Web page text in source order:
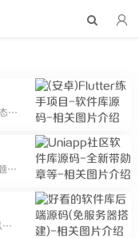
这是一个软件库练手项目（原作者已经是搁置状态）关于下载直连的可以用#（golang开发）蓝盘api直链跳转#准备集成这个功能-（准备实现动态 dart代码或者jar包） 下载地址:抱歉，隐藏内容 回复 后刷新可...
测试环境：php7.1。ng1.2，MySQL 5.6常见问题：配置好登录后转圈圈，检查环境及伪静态以及后台创建好应用上传图片不了，检查php拓展fileinfo以及public文件权限App个人主页随机背景图，在前端u...
免费云空间搭建云数据库下载Hbuilder 百度可以找到下载正式版解压源码使用 HBuilderX 导入源码关联 uniCloud 服务空间（创建 uniCloud 服务空间）运行 uniCloud -> clou...